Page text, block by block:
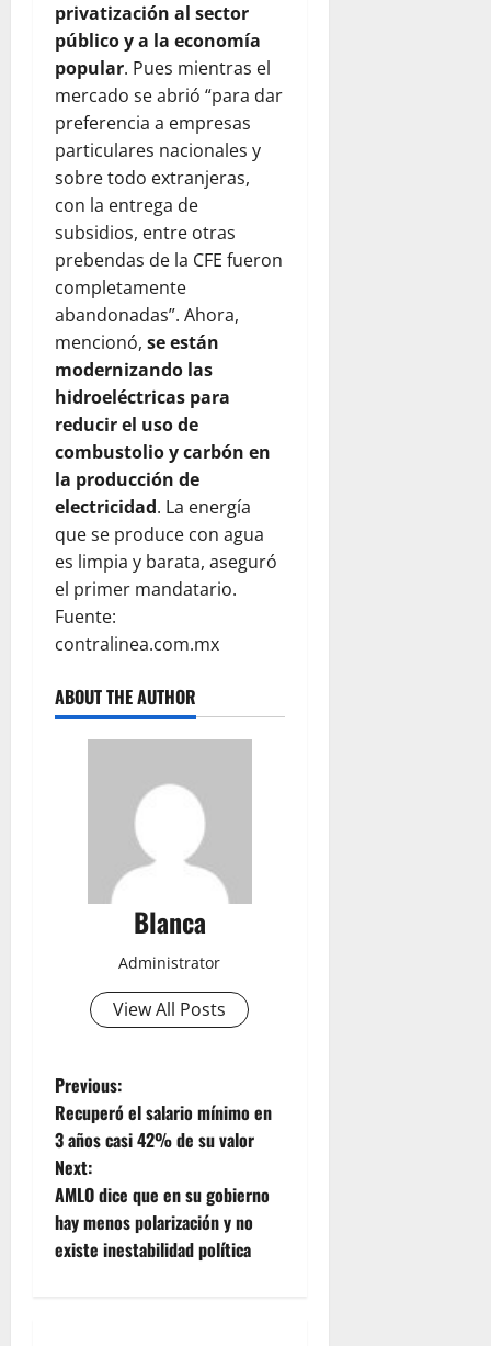
privatización al sector
público y a la economía
popular. Pues mientras el
mercado se abrió “para dar
preferencia a empresas
particulares nacionales y
sobre todo extranjeras,
con la entrega de
subsidios, entre otras
prebendas de la CFE fueron
completamente
abandonadas”. Ahora,
mencionó, se están
modernizando las
hidroeléctricas para
reducir el uso de
combustolio y carbón en
la producción de
electricidad. La energía
que se produce con agua
es limpia y barata, aseguró
el primer mandatario.
Fuente:
contralinea.com.mx
ABOUT THE AUTHOR
Blanca
Administrator
View All Posts
P
o
s
t
Previous:
Recuperó el salario mínimo en
3 años casi 42% de su valor
Next:
AMLO dice que en su gobierno
hay menos polarización y no
existe inestabilidad política